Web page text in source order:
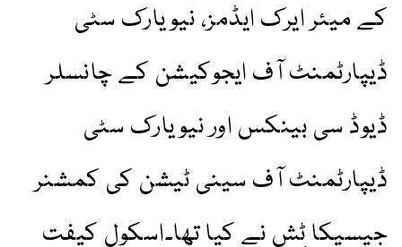
کے میئر ایرک ایڈمز، نیویارک سٹی
ڈیپارٹمنٹ آف ایجوکیشن کے چانسلر
ڈیوڈ سی بینکس اور نیویارک سٹی
ڈیپارٹمنٹ آف سینی ٹیشن کی کمشنر
جیسیکا ٹِش نے کیا تھا۔اسکول کیفت